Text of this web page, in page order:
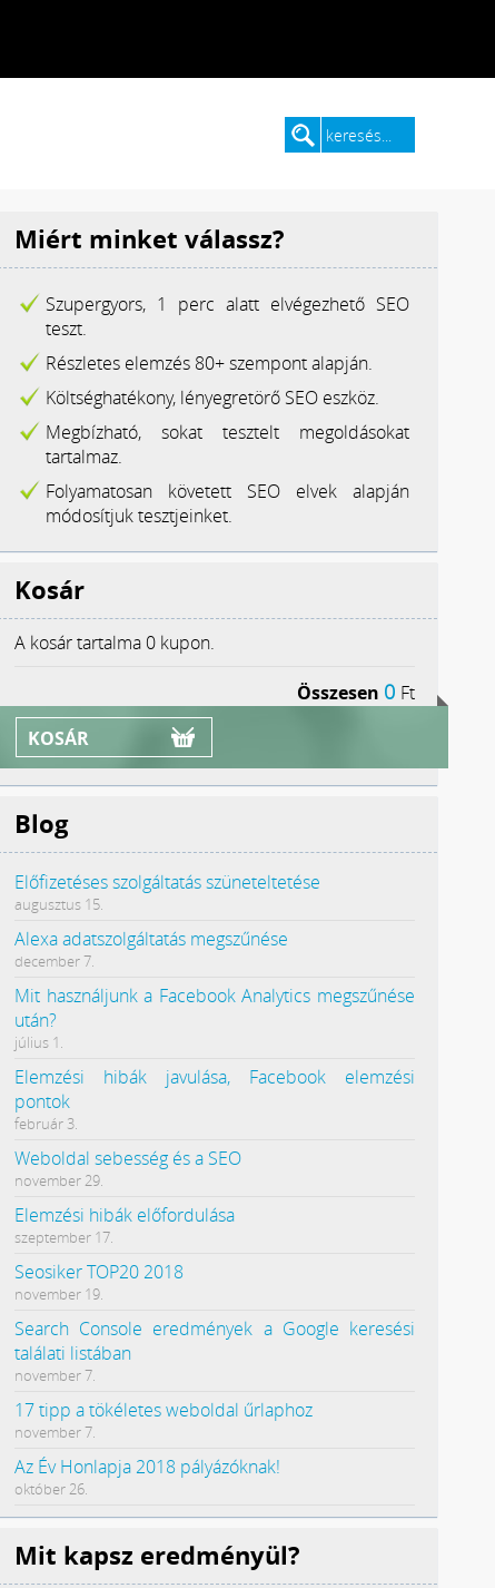
Miért minket válassz?
Szupergyors, 1 perc alatt elvégezhető SEO
teszt.
Részletes elemzés 80+ szempont alapján.
Költséghatékony, lényegretörő SEO eszköz.
Megbízható, sokat tesztelt megoldásokat
tartalmaz.
Folyamatosan követett SEO elvek alapján
módosítjuk tesztjeinket.
Kosár
A kosár tartalma 0 kupon.
Összesen 0 Ft
KOSÁR
Blog
Előfizetéses szolgáltatás szüneteltetése
augusztus 15.
Alexa adatszolgáltatás megszűnése
december 7.
Mit használjunk a Facebook Analytics megszűnése
után?
július 1.
Elemzési hibák javulása, Facebook elemzési
pontok
február 3.
Weboldal sebesség és a SEO
november 29.
Elemzési hibák előfordulása
szeptember 17.
Seosiker TOP20 2018
november 19.
Search Console eredmények a Google keresési
találati listában
november 7.
17 tipp a tökéletes weboldal űrlaphoz
november 7.
Az Év Honlapja 2018 pályázóknak!
október 26.
Mit kapsz eredményül?